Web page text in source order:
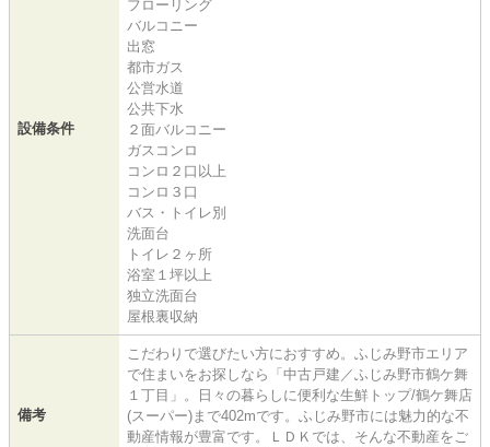
設備条件
フローリング
バルコニー
出窓
都市ガス
公営水道
公共下水
２面バルコニー
ガスコンロ
コンロ２口以上
コンロ３口
バス・トイレ別
洗面台
トイレ２ヶ所
浴室１坪以上
独立洗面台
屋根裏収納
備考
こだわりで選びたい方におすすめ。ふじみ野市エリア
で住まいをお探しなら「中古戸建／ふじみ野市鶴ケ舞
１丁目」。日々の暮らしに便利な生鮮トップ/鶴ケ舞店
(スーパー)まで402mです。ふじみ野市には魅力的な不
動産情報が豊富です。ＬＤＫでは、そんな不動産をご